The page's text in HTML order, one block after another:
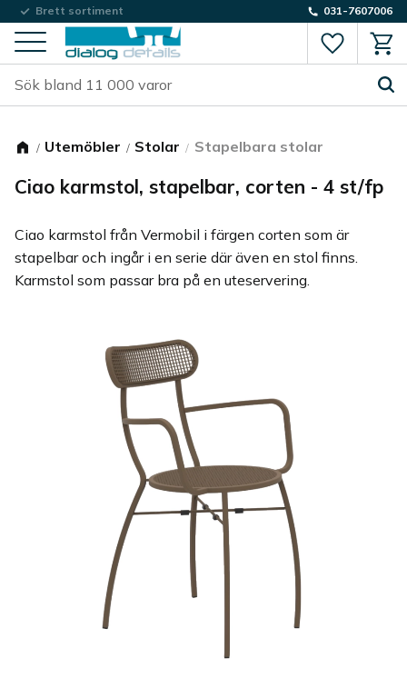
Meny
Brett sortiment
Låg fraktkostnad 031-7607006
Utemöbler Stolar Stapelbara stolar
Ciao karmstol, stapelbar, corten - 4 st/fp
Ciao karmstol från Vermobil i färgen corten som är
stapelbar och ingår i en serie där även en stol finns.
Karmstol som passar bra på en uteservering.